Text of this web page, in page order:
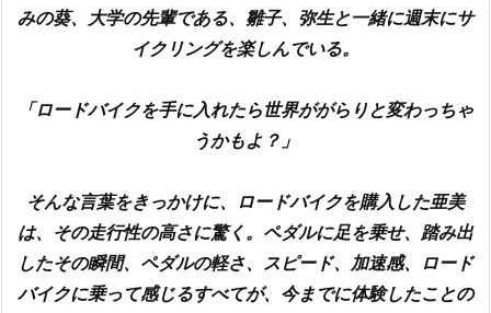
みの葵、大学の先輩である、雛子、弥生と一緒に週末にサ
イクリングを楽しんでいる。
「ロードバイクを手に入れたら世界ががらりと変わっちゃ
うかもよ？」
そんな言葉をきっかけに、ロードバイクを購入した亜美
は、その走行性の高さに驚く。ペダルに足を乗せ、踏み出
したその瞬間、ペダルの軽さ、スピード、加速感、ロード
バイクに乗って感じるすべてが、今までに体験したことの